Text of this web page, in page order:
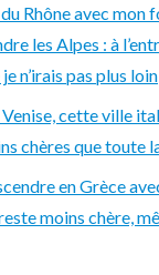
du Rhône avec mon
les Alpes : à
n’irais pas plus loin
cette ville
chères que toute
en Grèce
moins chère,